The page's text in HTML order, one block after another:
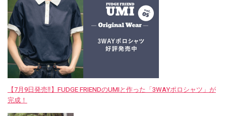
【7月9日発売‼︎】FUDGE FRIENDのUMIと作った「3WAYポロシャツ」が
完成！